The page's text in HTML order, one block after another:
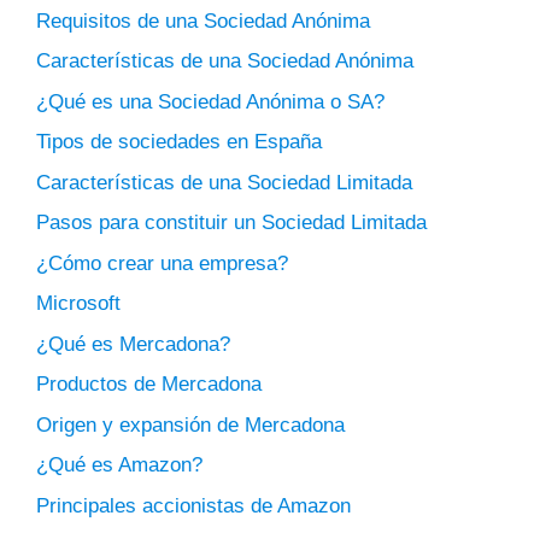
Requisitos de una Sociedad Anónima
Características de una Sociedad Anónima
¿Qué es una Sociedad Anónima o SA?
Tipos de sociedades en España
Características de una Sociedad Limitada
Pasos para constituir un Sociedad Limitada
¿Cómo crear una empresa?
Microsoft
¿Qué es Mercadona?
Productos de Mercadona
Origen y expansión de Mercadona
¿Qué es Amazon?
Principales accionistas de Amazon